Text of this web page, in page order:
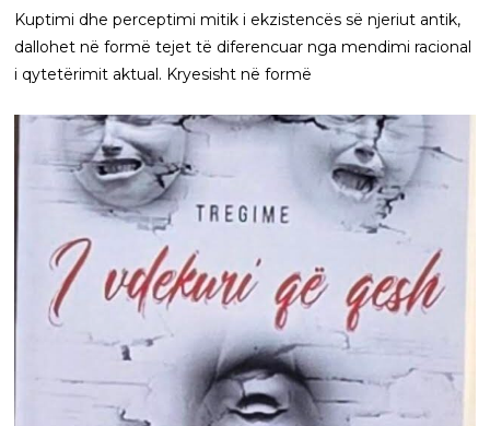
Kuptimi dhe perceptimi mitik i ekzistencës së njeriut antik,
dallohet në formë tejet të diferencuar nga mendimi racional
i qytetërimit aktual. Kryesisht në formë